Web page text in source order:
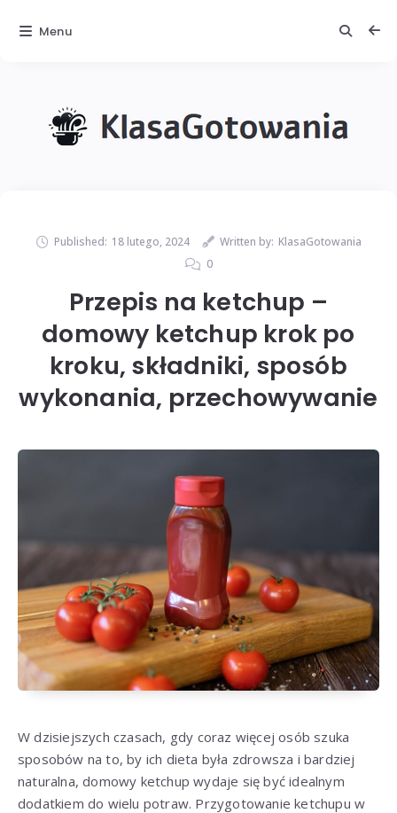
Published: 18 lutego, 2024 Written by: KlasaGotowania
0
Przepis na ketchup –
domowy ketchup krok po
kroku, składniki, sposób
wykonania, przechowywanie
W dzisiejszych czasach, gdy coraz więcej osób szuka
sposobów na to, by ich dieta była zdrowsza i bardziej
naturalna, domowy ketchup wydaje się być idealnym
dodatkiem do wielu potraw. Przygotowanie ketchupu w
Menu